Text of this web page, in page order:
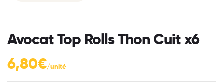
Avocat Top Rolls Thon Cuit x6
6,80€